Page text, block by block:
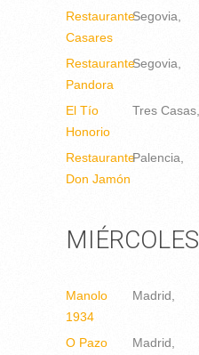
Restaurante
Casares
Segovia
Restaurante
Pandora
Segovia
El Tío
Honorio
Tres Casas
Restaurante
Don Jamón
Palencia
MIÉRCOLES
Manolo
1934
Madrid
O Pazo
Madrid